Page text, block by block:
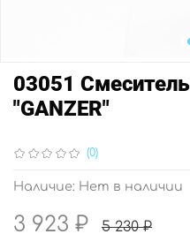
(0)
Наличие: Нет в наличии
03051
"GANZER"
3 923 ₽ 5 230 ₽